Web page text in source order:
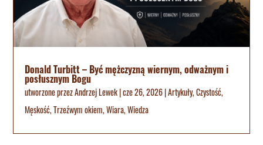
Donald Turbitt – Być mężczyzną wiernym, odważnym i
posłusznym Bogu
utworzone przezAndrzej Lewek|cze 26, 2026|Artykuły,Czystość,
Męskość,Trzeźwym okiem,Wiara,Wiedza